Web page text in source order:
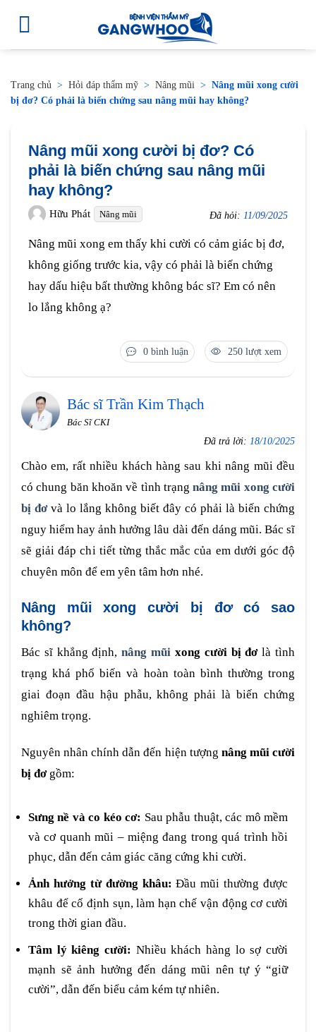
Trang chủ > Hỏi đáp thẩm mỹ > Nâng mũi > Nâng mũi xong cười
bị đơ? Có phải là biến chứng sau nâng mũi hay không?
Nâng mũi xong cười bị đơ? Có
phải là biến chứng sau nâng mũi
hay không?
Hữu Phát Nâng mũi Đã hỏi: 11/09/2025
Nâng mũi xong em thấy khi cười có cảm giác bị đơ,
không giống trước kia, vậy có phải là biến chứng
hay dấu hiệu bất thường không bác sĩ? Em có nên
lo lắng không ạ?
0 bình luận 250 lượt xem
Bác sĩ Trần Kim Thạch
Bác Sĩ CKI
Đã trả lời: 18/10/2025
Chào em, rất nhiều khách hàng sau khi nâng mũi đều
có chung băn khoăn về tình trạngnâng mũi xong cười
bị đơvà lo lắng không biết đây có phải là biến chứng
nguy hiểm hay ảnh hưởng lâu dài đến dáng mũi. Bác sĩ
sẽ giải đáp chi tiết từng thắc mắc của em dưới góc độ
chuyên môn để em yên tâm hơn nhé.
Nâng mũi xong cười bị đơ có sao
không?
Bác sĩ khẳng định,nâng mũi xong cười bị đơlà tình
trạng khá phổ biến và hoàn toàn bình thường trong
giai đoạn đầu hậu phẫu, không phải là biến chứng
nghiêm trọng.
Nguyên nhân chính dẫn đến hiện tượng nâng mũi cười
bị đơgồm:
Sưng nề và co kéo cơ: Sau phẫu thuật, các mô mềm
và cơ quanh mũi – miệng đang trong quá trình hồi
phục, dẫn đến cảm giác căng cứng khi cười.
Ảnh hưởng từ đường khâu: Đầu mũi thường được
khâu để cố định sụn, làm hạn chế vận động cơ cười
trong thời gian đầu.
Tâm lý kiêng cười: Nhiều khách hàng lo sợ cười
mạnh sẽ ảnh hưởng đến dáng mũi nên tự ý “giữ
cười”, dẫn đến biểu cảm kém tự nhiên.